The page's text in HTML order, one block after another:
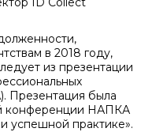
в 2018 году,
из презентации
Презентация была
конференции НАПКА
успешной практике».